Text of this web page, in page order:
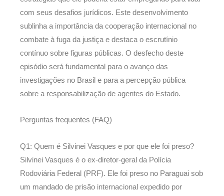
com seus desafios jurídicos. Este desenvolvimento
sublinha a importância da cooperação internacional no
combate à fuga da justiça e destaca o escrutínio
contínuo sobre figuras públicas. O desfecho deste
episódio será fundamental para o avanço das
investigações no Brasil e para a percepção pública
sobre a responsabilização de agentes do Estado.
Perguntas frequentes (FAQ)
Q1: Quem é Silvinei Vasques e por que ele foi preso?
Silvinei Vasques é o ex-diretor-geral da Polícia
Rodoviária Federal (PRF). Ele foi preso no Paraguai sob
um mandado de prisão internacional expedido por